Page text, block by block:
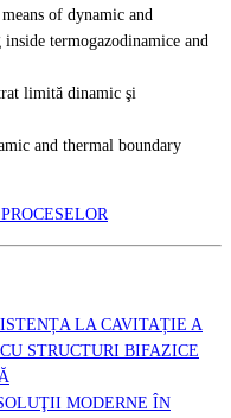
of dynamic and
termogazodinamice and
limită dinamic şi
and thermal boundary
LA CAVITAȚIE A
STRUCTURI BIFAZICE
MODERNE ÎN